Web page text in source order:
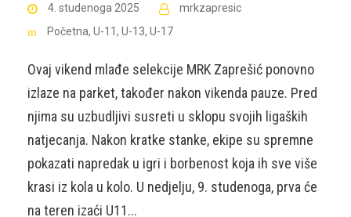
4. studenoga 2025
mrkzapresic
Početna, U-11 , U-13, U-17
Ovaj vikend mlađe selekcije MRK Zaprešić ponovno
izlaze na parket, također nakon vikenda pauze. Pred
njima su uzbudljivi susreti u sklopu svojih ligaških
natjecanja. Nakon kratke stanke, ekipe su spremne
pokazati napredak u igri i borbenost koja ih sve više
krasi iz kola u kolo. U nedjelju, 9. studenoga, prva će
na teren izaći U11...